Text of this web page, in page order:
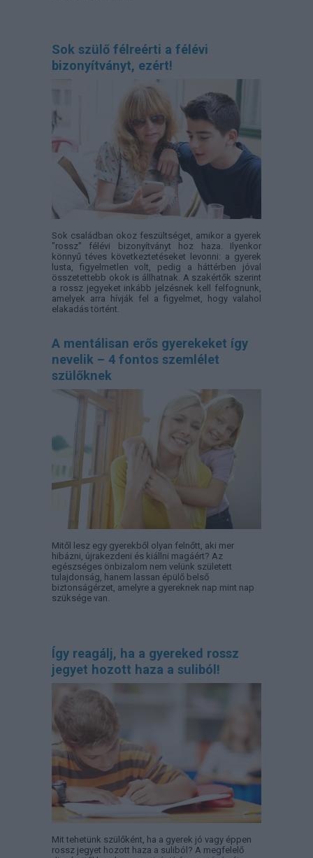
Sok szülő félreérti a félévi
bizonyítványt, ezért!
Sok családban okoz feszültséget, amikor a gyerek
"rossz" félévi bizonyítványt hoz haza. Ilyenkor
könnyű téves következtetéseket levonni: a gyerek
lusta, figyelmetlen volt, pedig a háttérben jóval
összetettebb okok is állhatnak. A szakértők szerint
a rossz jegyeket inkább jelzésnek kell felfognunk,
amelyek arra hívják fel a figyelmet, hogy valahol
elakadás történt.
A mentálisan erős gyerekeket így
nevelik – 4 fontos szemlélet
szülőknek
Mitől lesz egy gyerekből olyan felnőtt, aki mer
hibázni, újrakezdeni és kiállni magáért? Az
egészséges önbizalom nem velünk született
tulajdonság, hanem lassan épülő belső
biztonságérzet, amelyre a gyereknek nap mint nap
szüksége van.
Így reagálj, ha a gyereked rossz
jegyet hozott haza a suliból!
Mit tehetünk szülőként, ha a gyerek jó vagy éppen
rossz jegyet hozott haza a suliból? A megfelelő